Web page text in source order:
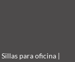
Sillas para oficina|